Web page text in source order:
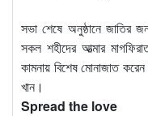
সভা শেষে অনুষ্ঠানে জাতির
সকল শহীদের আত্মার
কামনায় বিশেষ মোনাজাত
খান।
Spread the love